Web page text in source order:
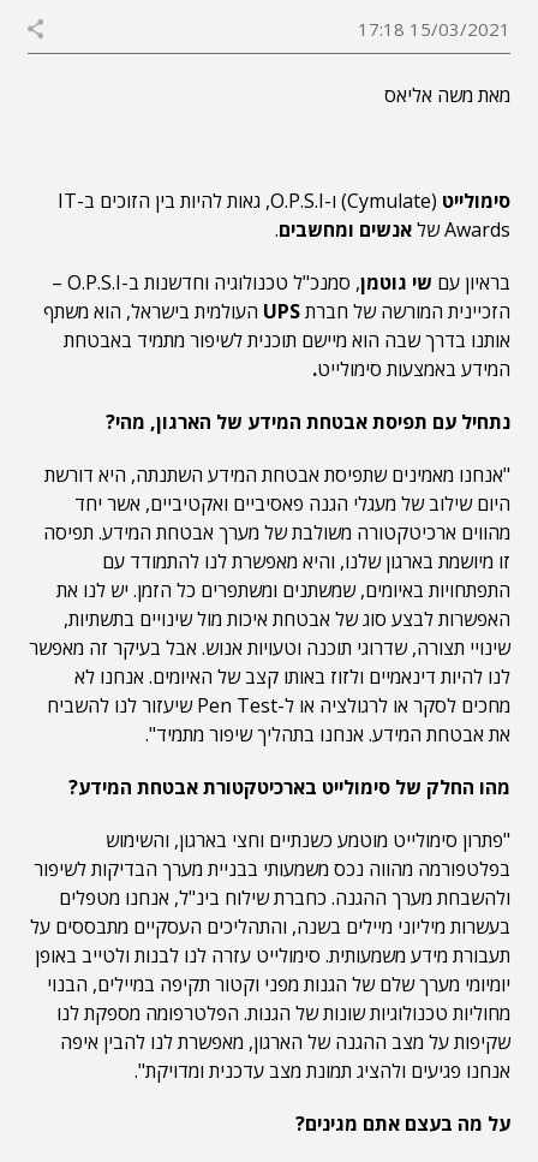
15/03/2021 17:18
מאת משה אליאס
סימולייט
(Cymulate) ו-O.P.S.I, גאות להיות בין הזוכים ב-IT
Awards של
אנשים ומחשבים.
בראיון עם שי גוטמן
, סמנכ"ל טכנולוגיה וחדשנות ב-O.P.S.I –
הזכיינית המורשה של חברתUPS העולמית בישראל, הוא משתף
אותנו בדרך שבה הוא מיישם תוכנית לשיפור מתמיד באבטחת
המידע באמצעות סימולייט.
נתחיל עם תפיסת אבטחת המידע של הארגון, מהי?
"אנחנו מאמינים שתפיסת אבטחת המידע השתנתה, היא דורשת
היום שילוב של מעגלי הגנה פאסיביים ואקטיביים, אשר יחד
מהווים ארכיטקטורה משולבת של מערך אבטחת המידע. תפיסה
זו מיושמת בארגון שלנו, והיא מאפשרת לנו להתמודד עם
התפתחויות באיומים, שמשתנים ומשתפרים כל הזמן. יש לנו את
האפשרות לבצע סוג של אבטחת איכות מול שינויים בתשתיות,
שינויי תצורה, שדרוגי תוכנה וטעויות אנוש. אבל בעיקר זה מאפשר
לנו להיות דינאמיים ולזוז באותו קצב של האיומים. אנחנו לא
מחכים לסקר או לרגולציה או ל-Pen Test שיעזור לנו להשביח
את אבטחת המידע. אנחנו בתהליך שיפור מתמיד".
מהו החלק של סימולייט בארכיטקטורת אבטחת המידע?
"פתרון סימולייט מוטמע כשנתיים וחצי בארגון, והשימוש
בפלטפורמה מהווה נכס משמעותי בבניית מערך הבדיקות לשיפור
ולהשבחת מערך ההגנה. כחברת שילוח בינ"ל, אנחנו מטפלים
בעשרות מיליוני מיילים בשנה, והתהליכים העסקיים מתבססים על
תעבורת מידע משמעותית. סימולייט עזרה לנו לבנות ולטייב באופן
יומיומי מערך שלם של הגנות מפני וקטור תקיפה במיילים, הבנוי
מחוליות טכנולוגיות שונות של הגנות. הפלטרפומה מספקת לנו
שקיפות על מצב ההגנה של הארגון, מאפשרת לנו להבין איפה
אנחנו פגיעים ולהציג תמונת מצב עדכנית ומדויקת".
על מה בעצם אתם מגינים?